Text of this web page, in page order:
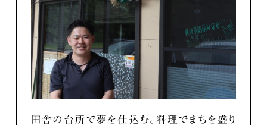
田舎の台所で夢を仕込む。料理でまちを盛り